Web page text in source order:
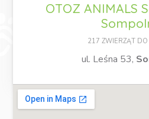
OTOZ ANIMALS
217 ZWIERZĄT DO
ul. Leśna 53,